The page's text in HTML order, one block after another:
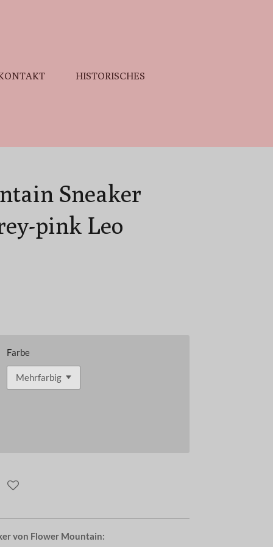
HISTORISCHES
Sneaker
pink Leo
Farbe
von Flower Mountain: